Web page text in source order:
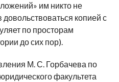
им никто не
копией с
по просторам
до сих пор).
М. С. Горбачева по
факультета